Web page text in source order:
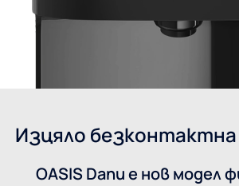
Изцяло
OASIS Danu е нов модел